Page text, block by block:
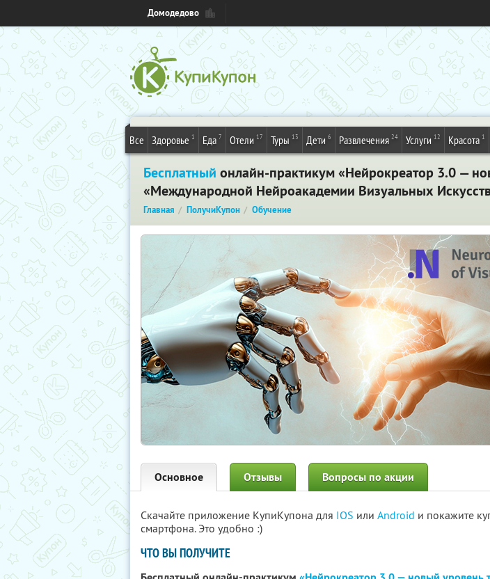
Домодедово
Все Здоровье 1 Еда 7 Отели 17 Туры 13 Дети 6 Развлечения 24 Услуги 12 Красота 1
Бесплатный онлайн-практикум «Нейрокреатор 3.0 —
«Международной Нейроакадемии Визуальных
Главная ПолучиКупон Обучение
Основное Отзывы Вопросы по акции
Скачайте приложение КупиКупона для IOS или Android и покажите
смартфона. Это удобно :)
ЧТО ВЫ ПОЛУЧИТЕ